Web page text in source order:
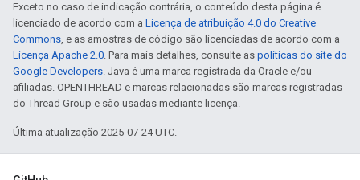
Exceto no caso de indicação contrária, o conteúdo desta página é
licenciado de acordo com a Licença de atribuição 4.0 do Creative
Commons, e as amostras de código são licenciadas de acordo com a
Licença Apache 2.0. Para mais detalhes, consulte as políticas do site do
Google Developers. Java é uma marca registrada da Oracle e/ou
afiliadas. OPENTHREAD e marcas relacionadas são marcas registradas
do Thread Group e são usadas mediante licença.
Última atualização 2025-07-24 UTC.